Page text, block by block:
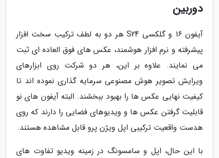
دوربین
آیفون 16 و گلکسی S24 هر دو به لطف ترکیب سخت افزار
پیشرفته و نرم افزار هوشمند، عکس های فوق العاده ای ثبت
می نمایند. علاوه بر این، هر دو شرکت روی ابزارهای
ویرایش تصویر هوش مصنوعی سرمایه گذاری نموده اند تا
کیفیت نهایی عکس ها را بهبود ببخشند. البته آیفون های نو
قابلیت گرفتن عکس ها و ویدیوهای فضایی را دارند که روی
هدست واقعیت ترکیبی اپل ویژن پرو قابل مشاهده هستند.
با این حال، اپل و سامسونگ در زمینه ویدیو تفاوت های